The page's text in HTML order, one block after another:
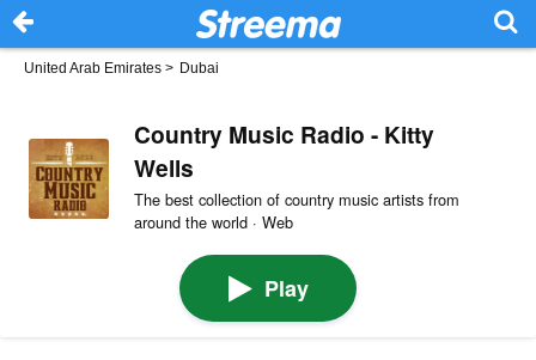
United Arab Emirates > Dubai
Country Music Radio - Kitty
Wells
The best collection of country music artists from
around the world · Web
Play